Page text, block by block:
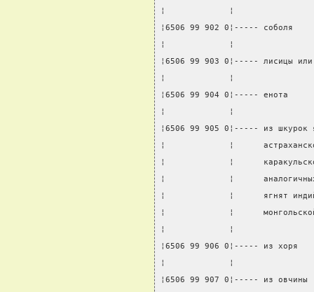
¦             ¦
¦6506 99 902 0¦-----
¦             ¦
¦6506 99 903 0¦-----
¦             ¦
¦6506 99 904 0¦-----
¦             ¦
¦6506 99 905 0¦----- из
¦             ¦
¦             ¦
¦             ¦
¦             ¦      ягнят
¦             ¦
¦             ¦
¦6506 99 906 0¦----- из
¦             ¦
¦6506 99 907 0¦----- из